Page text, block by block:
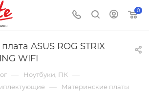
0
ASUS ROG STRIX
WIFI
— Ноутбуки, ПК —
— Материнские платы